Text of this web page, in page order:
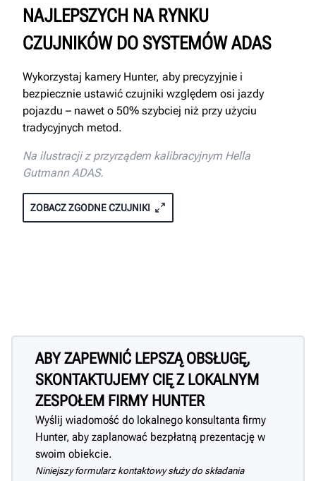
NAJLEPSZYCH NA RYNKU
CZUJNIKÓW DO SYSTEMÓW ADAS
Wykorzystaj kamery Hunter, aby precyzyjnie i
bezpiecznie ustawić czujniki względem osi jazdy
pojazdu – nawet o 50% szybciej niż przy użyciu
tradycyjnych metod.
Na ilustracji z przyrządem kalibracyjnym Hella
Gutmann ADAS.
ZOBACZ ZGODNE CZUJNIKI
ABY ZAPEWNIĆ LEPSZĄ OBSŁUGĘ,
SKONTAKTUJEMY CIĘ Z LOKALNYM
ZESPOŁEM FIRMY HUNTER
Wyślij wiadomość do lokalnego konsultanta firmy
Hunter, aby zaplanować bezpłatną prezentację w
swoim obiekcie.
Niniejszy formularz kontaktowy służy do składania